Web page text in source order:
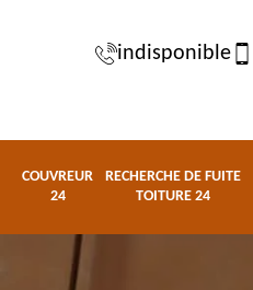
indisponible
COUVREUR
24
RECHERCHE DE FUITE
TOITURE 24